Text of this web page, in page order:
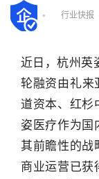
• 行业快报
近日，杭州英
轮融资由礼来
道资本、红杉
姿医疗作为国
其前瞻性的战
商业运营已获